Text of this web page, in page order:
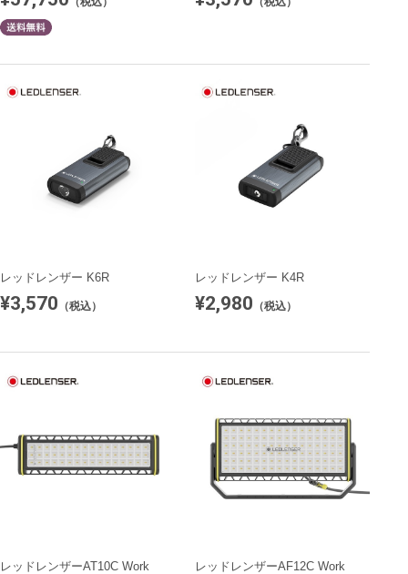
レッドレンザー K6R
¥3,570 （税込）
レッドレンザー K4R
¥2,980 （税込）
レッドレンザーAT10C Work レッドレンザーAF12C Work